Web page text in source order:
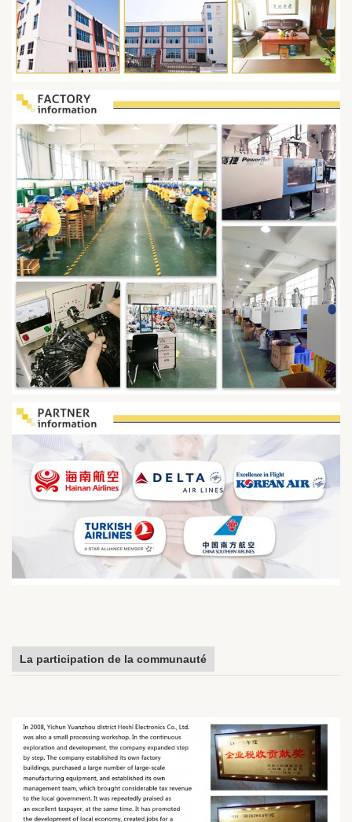
La participation de la communauté